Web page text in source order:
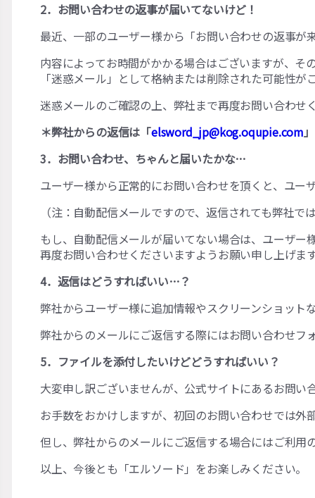
2．お問い合わせの返事が届いてないけど！
最近、一部のユーザー様から「お問い合わせの返事が
内容によってお時間がかかる場合はございますが、
「迷惑メール」として格納または削除された可能性が
迷惑メールのご確認の上、弊社まで再度お問い合わせ
＊弊社からの返信は「elsword_jp@kog.oqupie.com
3．お問い合わせ、ちゃんと届いたかな…
ユーザー様から正常的にお問い合わせを頂くと、ユ
（注：自動配信メールですので、返信されても弊社で
もし、自動配信メールが届いてない場合は、ユーザ
再度お問い合わせくださいますようお願い申し上げま
4．返信はどうすればいい…？
弊社からユーザー様に追加情報やスクリーンショット
弊社からのメールにご返信する際にはお問い合わせ
5．ファイルを添付したいけどどうすればいい？
大変申し訳ございませんが、公式サイトにあるお問
お手数をおかけしますが、初回のお問い合わせでは
但し、弊社からのメールにご返信する場合にはご利
以上、今後とも「エルソード」をお楽しみください。